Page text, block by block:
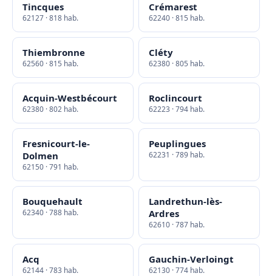
Tincques
62127 · 818 hab.
Crémarest
62240 · 815 hab.
Thiembronne
62560 · 815 hab.
Cléty
62380 · 805 hab.
Acquin-Westbécourt
62380 · 802 hab.
Roclincourt
62223 · 794 hab.
Fresnicourt-le-
Dolmen
62150 · 791 hab.
Peuplingues
62231 · 789 hab.
Bouquehault
62340 · 788 hab.
Landrethun-lès-
Ardres
62610 · 787 hab.
Acq
62144 · 783 hab.
Gauchin-Verloingt
62130 · 774 hab.